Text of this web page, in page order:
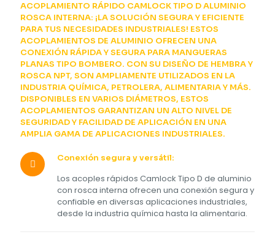
ACOPLAMIENTO RÁPIDO CAMLOCK TIPO D ALUMINIO
ROSCA INTERNA: ¡LA SOLUCIÓN SEGURA Y EFICIENTE
PARA TUS NECESIDADES INDUSTRIALES! ESTOS
ACOPLAMIENTOS DE ALUMINIO OFRECEN UNA
CONEXIÓN RÁPIDA Y SEGURA PARA MANGUERAS
PLANAS TIPO BOMBERO. CON SU DISEÑO DE HEMBRA Y
ROSCA NPT, SON AMPLIAMENTE UTILIZADOS EN LA
INDUSTRIA QUÍMICA, PETROLERA, ALIMENTARIA Y MÁS.
DISPONIBLES EN VARIOS DIÁMETROS, ESTOS
ACOPLAMIENTOS GARANTIZAN UN ALTO NIVEL DE
SEGURIDAD Y FACILIDAD DE APLICACIÓN EN UNA
AMPLIA GAMA DE APLICACIONES INDUSTRIALES.
Conexión segura y versátil:
Los acoples rápidos Camlock Tipo D de aluminio
con rosca interna ofrecen una conexión segura y
confiable en diversas aplicaciones industriales,
desde la industria química hasta la alimentaria.